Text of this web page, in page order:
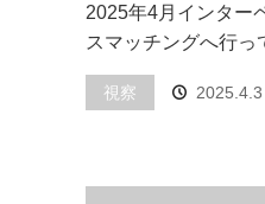
2025年4月インター
スマッチングへ行っ
視察 2025.4.3